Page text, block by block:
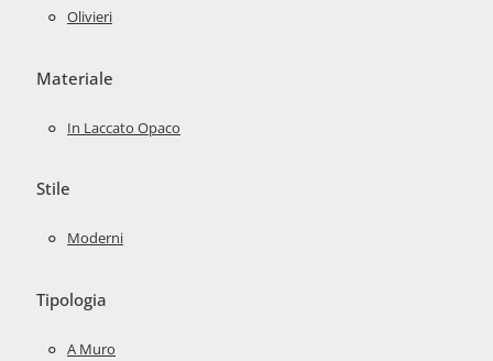
Olivieri
Materiale
In Laccato Opaco
Stile
Moderni
Tipologia
A Muro